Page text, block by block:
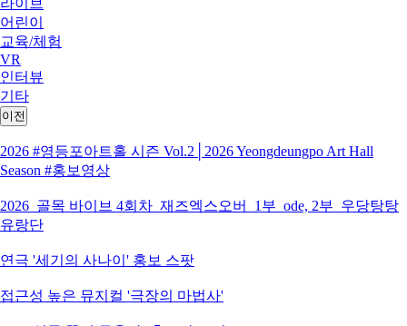
라이브
어린이
교육/체험
VR
인터뷰
기타
이전
2026 #영등포아트홀 시즌 Vol.2│2026 Yeongdeungpo Art Hall
Season #홍보영상
2026_골목 바이브 4회차_재즈엑스오버_1부_ode, 2부_우당탕탕
유랑단
연극 '세기의 사나이' 홍보 스팟
접근성 높은 뮤지컬 '극장의 마법사'